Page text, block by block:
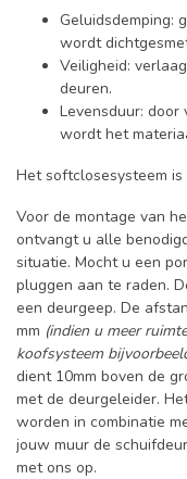
Geluidsdemping:
wordt
Veiligheid:
deuren.
Levensduur:
wordt het
Het softclosesysteem
Voor de montage van
ontvangt u alle
situatie. Mocht u een
pluggen aan te raden.
een deurgeep. De
mm (indien u meer
koofsysteem
dient 10mm boven de
met de deurgeleider.
worden in combinatie
jouw muur de
met ons op.